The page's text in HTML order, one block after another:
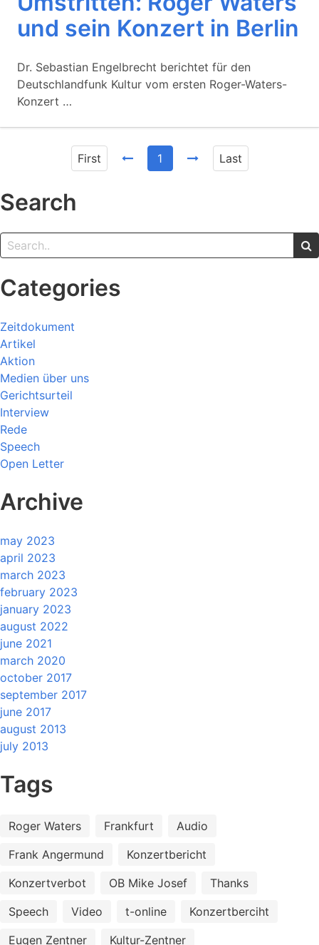
und sein Konzert in Berlin
Dr. Sebastian Engelbrecht berichtet für den
Deutschlandfunk Kultur vom ersten Roger-Waters-
Konzert …
First 1 Last
Search
Categories
Zeitdokument
Artikel
Aktion
Medien über uns
Gerichtsurteil
Interview
Rede
Speech
Open Letter
Archive
may 2023
april 2023
march 2023
february 2023
january 2023
august 2022
june 2021
march 2020
october 2017
september 2017
june 2017
august 2013
july 2013
Tags
Roger Waters Frankfurt
Audio
Frank Angermund
Konzertbericht
Konzertverbot
OB Mike Josef
Thanks
Speech
Video t-online
Konzertberciht
Eugen Zentner
Kultur-Zentner